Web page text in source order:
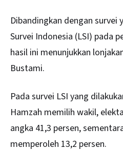
Dibandingkan dengan survei
Survei Indonesia (LSI) pada
hasil ini menunjukkan
Bustami.
Pada survei LSI yang
Hamzah memilih wakil,
angka 41,3 persen,
memperoleh 13,2 persen.